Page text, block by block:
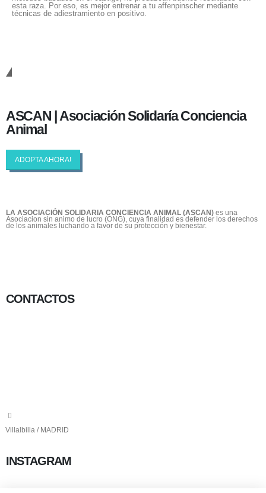
esta raza. Por eso, es mejor entrenar a tu affenpinscher mediante
técnicas de adiestramiento en positivo.
ASCAN | Asociación Solidaría Conciencia
Animal
ADOPTA AHORA!
LA ASOCIACIÓN SOLIDARIA CONCIENCIA ANIMAL (ASCAN) es una
Asociacion sin animo de lucro (ONG), cuya finalidad es defender los derechos
de los animales luchando a favor de su protección y bienestar.
CONTACTOS
Villalbilla / MADRID
INSTAGRAM